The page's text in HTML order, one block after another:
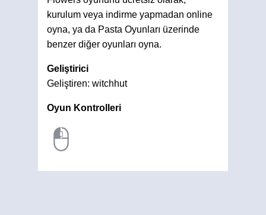
kurulum veya indirme yapmadan online
oyna, ya da Pasta Oyunları üzerinde
benzer diğer oyunları oyna.
Geliştirici
Geliştiren: witchhut
Oyun Kontrolleri